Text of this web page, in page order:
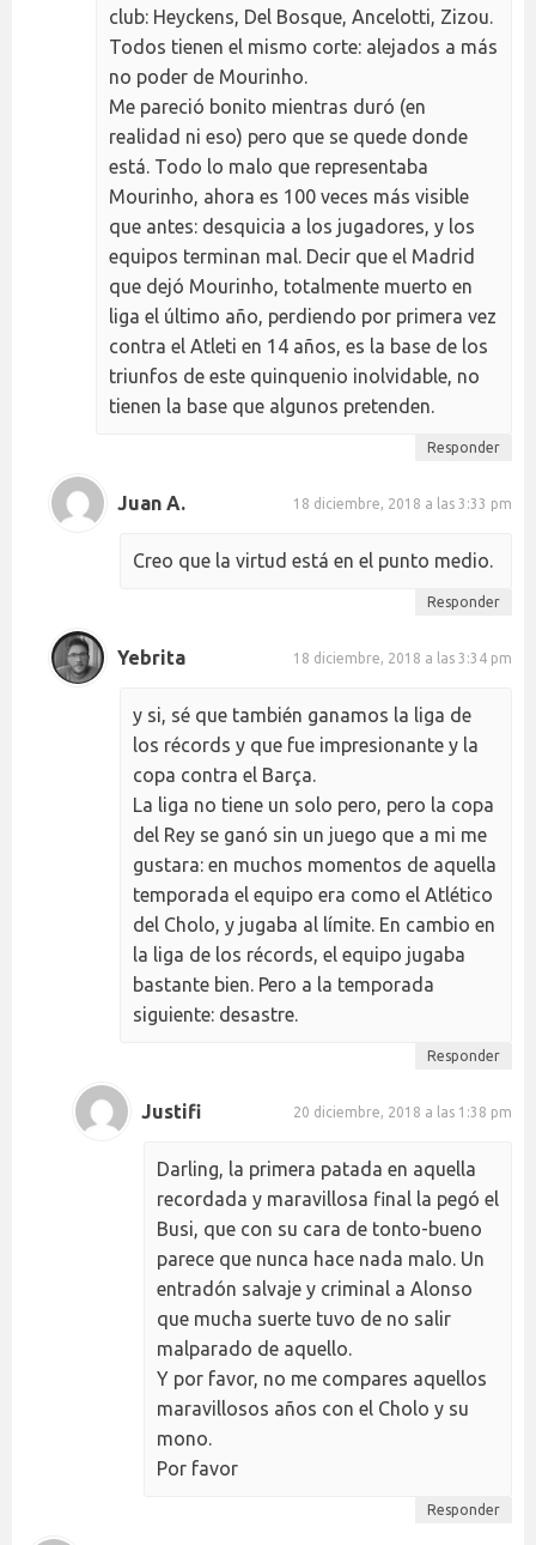
club: Heyckens, Del Bosque, Ancelotti, Zizou.
Todos tienen el mismo corte: alejados a más
no poder de Mourinho.
Me pareció bonito mientras duró (en
realidad ni eso) pero que se quede donde
está. Todo lo malo que representaba
Mourinho, ahora es 100 veces más visible
que antes: desquicia a los jugadores, y los
equipos terminan mal. Decir que el Madrid
que dejó Mourinho, totalmente muerto en
liga el último año, perdiendo por primera vez
contra el Atleti en 14 años, es la base de los
triunfos de este quinquenio inolvidable, no
tienen la base que algunos pretenden.
Responder
Juan A. 18 diciembre, 2018 a las 3:33 pm
Creo que la virtud está en el punto medio.
Responder
Yebrita 18 diciembre, 2018 a las 3:34 pm
y si, sé que también ganamos la liga de
los récords y que fue impresionante y la
copa contra el Barça.
La liga no tiene un solo pero, pero la copa
del Rey se ganó sin un juego que a mi me
gustara: en muchos momentos de aquella
temporada el equipo era como el Atlético
del Cholo, y jugaba al límite. En cambio en
la liga de los récords, el equipo jugaba
bastante bien. Pero a la temporada
siguiente: desastre.
Responder
Justifi 20 diciembre, 2018 a las 1:38 pm
Darling, la primera patada en aquella
recordada y maravillosa final la pegó el
Busi, que con su cara de tonto-bueno
parece que nunca hace nada malo. Un
entradón salvaje y criminal a Alonso
que mucha suerte tuvo de no salir
malparado de aquello.
Y por favor, no me compares aquellos
maravillosos años con el Cholo y su
mono.
Por favor
Responder